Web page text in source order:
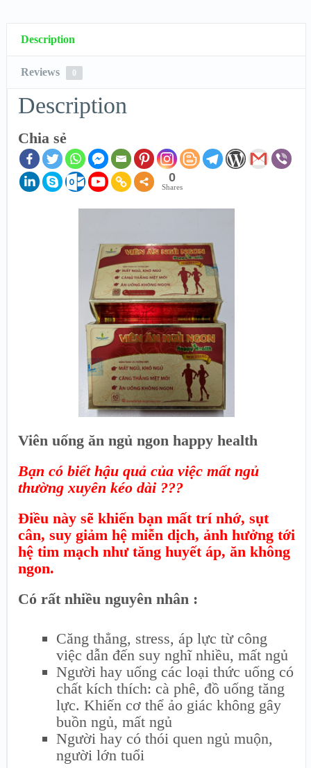
Description
Reviews 0
Description
Chia sẻ
0
Shares
Viên uống ăn ngủ ngon happy health
Bạn có biết hậu quả của việc mất ngủ
thường xuyên kéo dài ???
Điều này sẽ khiến bạn mất trí nhớ, sụt
cân, suy giảm hệ miễn dịch, ảnh hưởng tới
hệ tim mạch như tăng huyết áp, ăn không
ngon.
Có rất nhiều nguyên nhân :
Căng thẳng, stress, áp lực từ công
việc dẫn đến suy nghĩ nhiều, mất ngủ
Người hay uống các loại thức uống có
chất kích thích: cà phê, đồ uống tăng
lực. Khiến cơ thể ảo giác không gây
buồn ngủ, mất ngủ
Người hay có thói quen ngủ muộn,
người lớn tuổi